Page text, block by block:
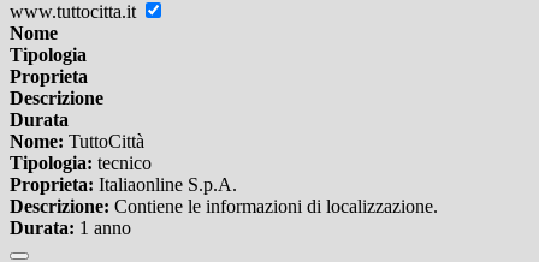
www.tuttocitta.it
Nome
Tipologia
Proprieta
Descrizione
Durata
Nome: TuttoCittà
Tipologia: tecnico
Proprieta: Italiaonline S.p.A.
Descrizione: Contiene le informazioni di localizzazione.
Durata: 1 anno